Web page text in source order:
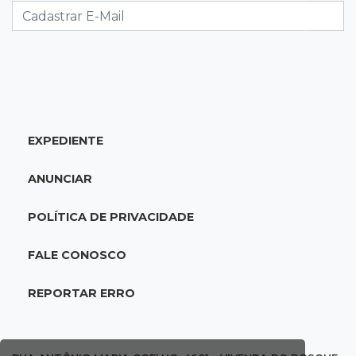
economia de MS, diz Gerson Claro
16:54Eleições 2026
desafia projeto que Reinaldo põe à prova
Reinaldo e a engenharia de um projeto para
Aimoré esperam fim do poeirão e lamaçal
EXPEDIENTE
ANUNCIAR
POLÍTICA DE PRIVACIDADE
FALE CONOSCO
REPORTAR ERRO